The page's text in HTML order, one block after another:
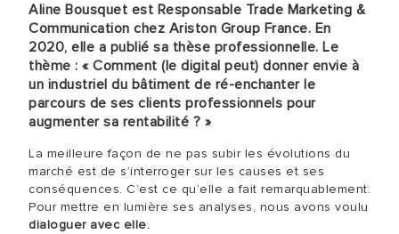
Aline Bousquet est Responsable Trade Marketing &
Communication chez Ariston Group France. En
2020, elle a publié sa thèse professionnelle. Le
thème : « Comment (le digital peut) donner envie à
un industriel du bâtiment de ré-enchanter le
parcours de ses clients professionnels pour
augmenter sa rentabilité ? »
La meilleure façon de ne pas subir les évolutions du
marché est de s’interroger sur les causes et ses
conséquences. C’est ce qu’elle a fait remarquablement.
Pour mettre en lumière ses analyses, nous avons voulu
dialoguer avec elle.